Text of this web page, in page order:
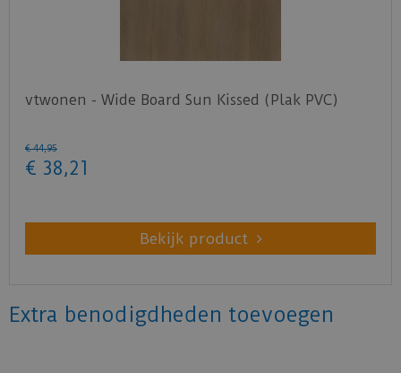
vtwonen - Wide Board Sun Kissed (Plak PVC)
€ 44,95
€ 38,21
Bekijk product
Extra benodigdheden toevoegen